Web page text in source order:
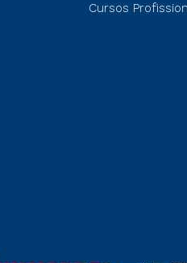
Cursos